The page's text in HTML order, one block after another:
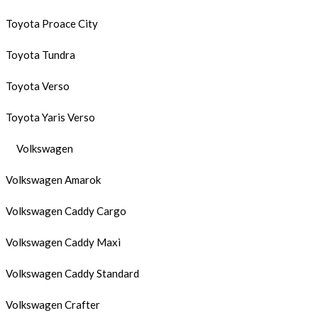
Toyota Proace City
Toyota Tundra
Toyota Verso
Toyota Yaris Verso
Volkswagen
Volkswagen Amarok
Volkswagen Caddy Cargo
Volkswagen Caddy Maxi
Volkswagen Caddy Standard
Volkswagen Crafter